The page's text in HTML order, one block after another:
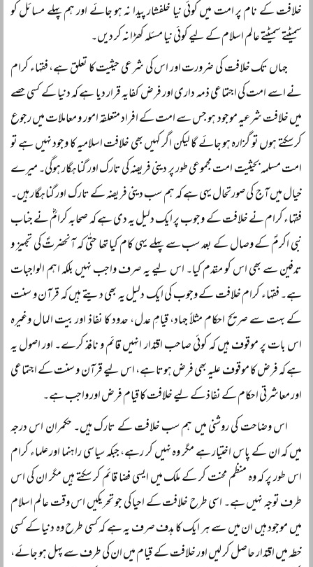
خلافت کے نام پر امت میں کوئی نیا خلفشار پیدا نہ ہو جائے اور ہم پہلے مسائل کو
سمیٹتے سمیٹتے عالم اسلام کے لیے کوئی نیا مسئلہ کھڑا نہ کر دیں۔
جہاں تک خلافت کی ضرورت اور اس کی شرعی حیثیت کا تعلق ہے، فقہاء کرام
نے اسے امت کی اجتماعی ذمہ داری اور فرض کفایہ قرار دیا ہے کہ دنیا کے کسی حصے
میں خلافت شرعیہ موجود ہو جس سے امت کے افراد متعلقہ امور و معاملات میں رجوع
کر سکتے ہوں تو گزارہ ہو جائے گا لیکن اگر کہیں بھی خلافت اسلامیہ کا وجود نہیں ہے تو
امت مسلمہ بحیثیت امت مجموعی طور پر دینی فریضہ کی تارک اور گناہگار ہوگی۔ میرے
خیال میں آج کی صورتحال یہی ہے کہ ہم سب دینی فریضہ کے تارک اور گناہگار ہیں۔
فقہاء کرام نے خلافت کے وجوب پر ایک دلیل یہ دی ہے کہ صحابہ کرامؓ نے جناب
نبی اکرمؐ کے وصال کے بعد سب سے پہلے یہی کام کیا تھا حتٰی کہ آنحضرتؐ کی تجہیز و
تدفین سے بھی اس کو مقدم کیا۔ اس لیے یہ صرف واجب نہیں بلکہ اہم الواجبات
ہے۔ فقہاء کرام خلافت کے وجوب کی ایک دلیل یہ بھی دیتے ہیں کہ قرآن و سنت
کے بہت سے صریح احکام مثلاً جہاد، قیامِ عدل، حدود کا نفاذ اور بیت المال وغیرہ
اس بات پر موقوف ہیں کہ کوئی صاحب اقتدار انہیں قائم و نافذ کرے۔ اور اصول یہ
ہے کہ فرض کا موقوف علیہ بھی فرض ہوتا ہے، اس لیے قرآن و سنت کے اجتماعی
اور معاشرتی احکام کے نفاذ کے لیے خلافت کا قیام فرض اور واجب ہے۔
اس وضاحت کی روشنی میں ہم سب خلافت کے تارک ہیں۔ حکمران اس درجہ
میں کہ ان کے پاس اختیار ہے مگر وہ نہیں کر رہے، جبکہ سیاسی راہنما اور علماء کرام
اس طور پر کہ وہ منظم محنت کر کے ملک میں ایسی فضا قائم کر سکتے ہیں مگر ان کی اس
طرف توجہ نہیں ہے۔ اسی طرح خلافت کے احیا کی جو تحریکیں اس وقت عالم اسلام
میں موجود ہیں ان میں سے ہر ایک کا ہدف صرف یہ ہے کہ کسی طرح وہ دنیا کے کسی
خطہ میں اقتدار حاصل کر لیں اور خلافت کے قیام میں ان کی طرف سے پہل ہو جائے،